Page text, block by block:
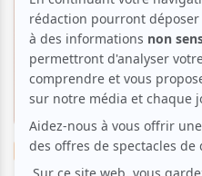
Théâtre Drame